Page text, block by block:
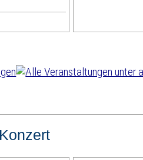
Konzert